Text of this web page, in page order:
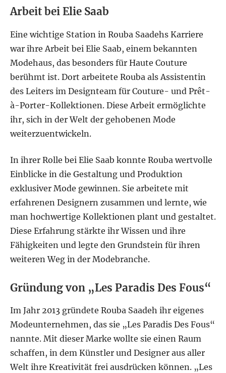
Arbeit bei Elie Saab
Eine wichtige Station in Rouba Saadehs Karriere
war ihre Arbeit bei Elie Saab, einem bekannten
Modehaus, das besonders für Haute Couture
berühmt ist. Dort arbeitete Rouba als Assistentin
des Leiters im Designteam für Couture- und Prêt-
à-Porter-Kollektionen. Diese Arbeit ermöglichte
ihr, sich in der Welt der gehobenen Mode
weiterzuentwickeln.
In ihrer Rolle bei Elie Saab konnte Rouba wertvolle
Einblicke in die Gestaltung und Produktion
exklusiver Mode gewinnen. Sie arbeitete mit
erfahrenen Designern zusammen und lernte, wie
man hochwertige Kollektionen plant und gestaltet.
Diese Erfahrung stärkte ihr Wissen und ihre
Fähigkeiten und legte den Grundstein für ihren
weiteren Weg in der Modebranche.
Gründung von „Les Paradis Des Fous“
Im Jahr 2013 gründete Rouba Saadeh ihr eigenes
Modeunternehmen, das sie „Les Paradis Des Fous“
nannte. Mit dieser Marke wollte sie einen Raum
schaffen, in dem Künstler und Designer aus aller
Welt ihre Kreativität frei ausdrücken können. „Les